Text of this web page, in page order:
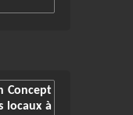
Concept
locaux à